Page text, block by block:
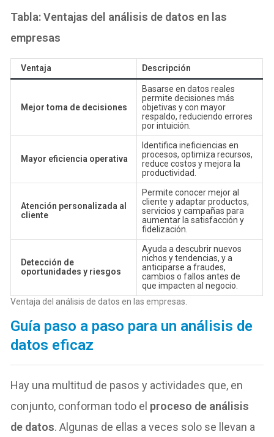
Tabla: Ventajas del análisis de datos en las
empresas
Ventaja Descripción
Mejor toma de decisiones
Basarse en datos reales
permite decisiones más
objetivas y con mayor
respaldo, reduciendo errores
por intuición.
Mayor eficiencia operativa
Identifica ineficiencias en
procesos, optimiza recursos,
reduce costos y mejora la
productividad.
Atención personalizada al
cliente
Permite conocer mejor al
cliente y adaptar productos,
servicios y campañas para
aumentar la satisfacción y
fidelización.
Detección de
oportunidades y riesgos
Ayuda a descubrir nuevos
nichos y tendencias, y a
anticiparse a fraudes,
cambios o fallos antes de
que impacten al negocio.
Ventaja del análisis de datos en las empresas.
Guía paso a paso para un análisis de
datos eficaz
Hay una multitud de pasos y actividades que, en
conjunto, conforman todo el proceso de análisis
de datos. Algunas de ellas a veces solo se llevan a